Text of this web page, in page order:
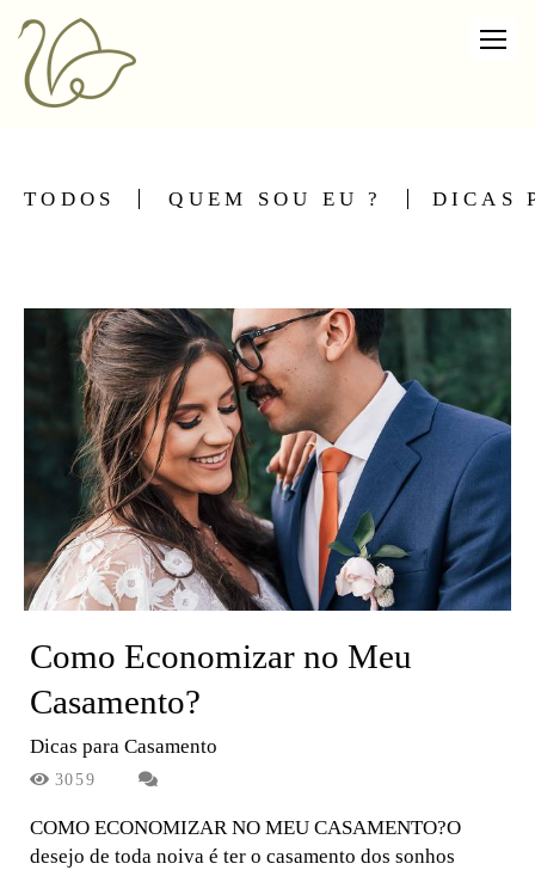
TODOS QUEM SOU EU ? DICAS
Como Economizar no Meu
Casamento?
Dicas para Casamento
3059
COMO ECONOMIZAR NO MEU CASAMENTO?O
desejo de toda noiva é ter o casamento dos sonhos